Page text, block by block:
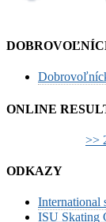
ONLINE
>>
ODKAZY
International
ISU Skating